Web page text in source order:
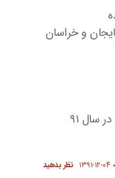
و خراسان
سال ۹۱
۱۳۹۱-۱۲-۰۴ نظر بدهید